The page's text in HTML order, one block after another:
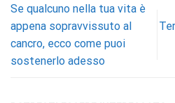
Se qualcuno nella tua vita è
appena sopravvissuto al
cancro, ecco come puoi
sostenerlo adesso